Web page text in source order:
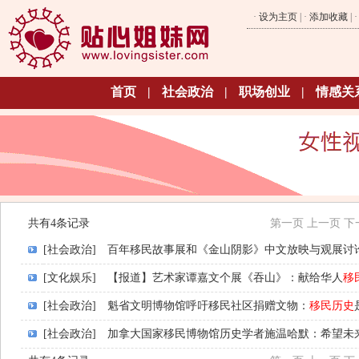
· 设为主页 | · 添加收藏 | ·
首页 | 社会政治 | 职场创业 | 情感关
共有4条记录 第一页 上一页 下
[社会政治] 百年移民故事展和《金山阴影》中文放映与观展讨
[文化娱乐] 【报道】艺术家谭嘉文个展《吞山》：献给华人移
[社会政治] 魁省文明博物馆呼吁移民社区捐赠文物： 移民历史
[社会政治] 加拿大国家移民博物馆历史学者施温哈默：希望未